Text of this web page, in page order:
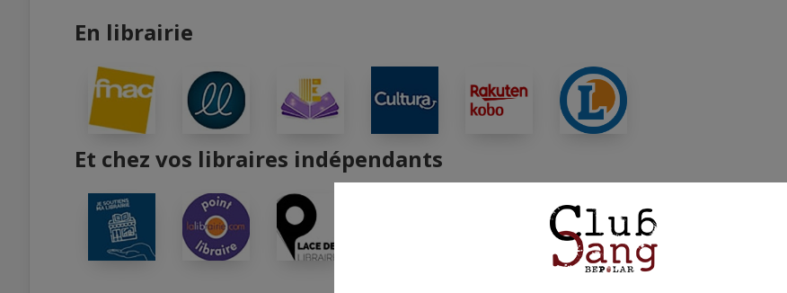
En librairie
Et chez vos libraires indépendants